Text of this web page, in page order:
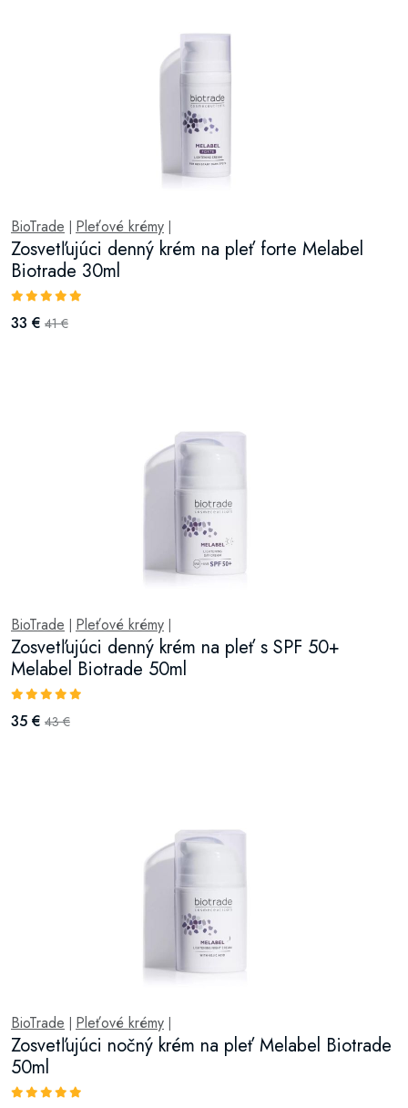
BioTrade | Pleťové krémy |
Zosvetľujúci denný krém na pleť forte Melabel
Biotrade 30ml
33 € 41 €
BioTrade | Pleťové krémy |
Zosvetľujúci denný krém na pleť s SPF 50+
Melabel Biotrade 50ml
35 € 43 €
BioTrade | Pleťové krémy |
Zosvetľujúci nočný krém na pleť Melabel Biotrade
50ml